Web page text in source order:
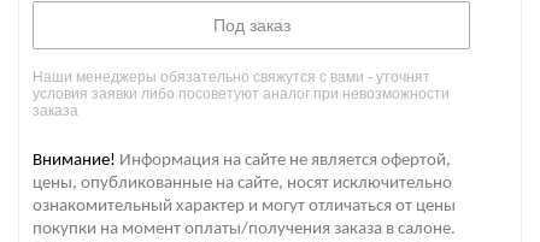
Под заказ
Наши менеджеры обязательно свяжутся с вами - уточнят
условия заявки либо посоветуют аналог при невозможности
заказа
Внимание! Информация на сайте не является офертой,
цены, опубликованные на сайте, носят исключительно
ознакомительный характер и могут отличаться от цены
покупки на момент оплаты/получения заказа в салоне.